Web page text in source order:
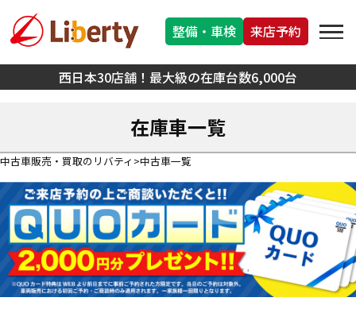
西日本30店舗！最大級の在庫台数6,000台
整備・車検 来店予約
在庫車一覧
中古車販売・買取のリバティ 中古車一覧